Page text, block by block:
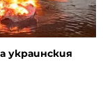
украинския